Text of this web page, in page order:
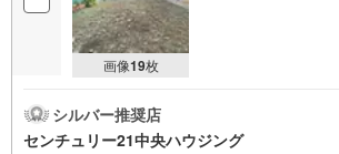
画像19枚
シルバー推奨店
センチュリー21中央ハウジング